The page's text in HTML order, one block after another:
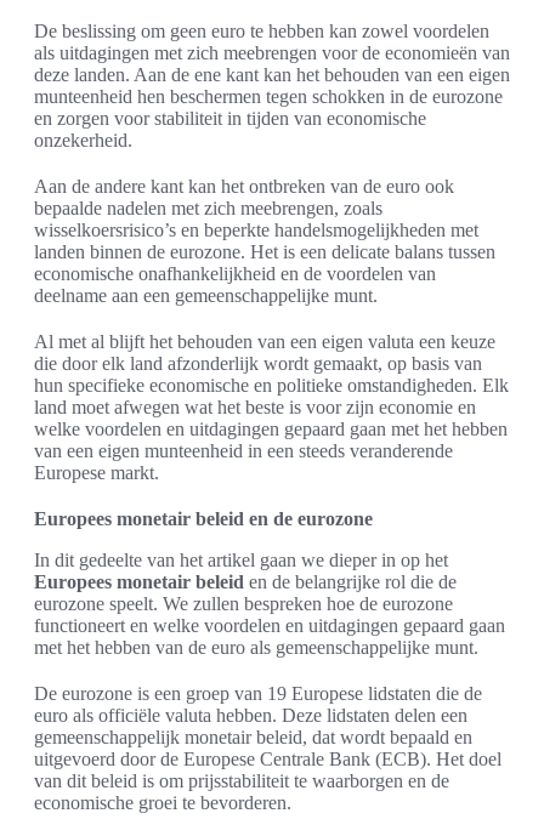
De beslissing om geen euro te hebben kan zowel voordelen
als uitdagingen met zich meebrengen voor de economieën van
deze landen. Aan de ene kant kan het behouden van een eigen
munteenheid hen beschermen tegen schokken in de eurozone
en zorgen voor stabiliteit in tijden van economische
onzekerheid.
Aan de andere kant kan het ontbreken van de euro ook
bepaalde nadelen met zich meebrengen, zoals
wisselkoersrisico’s en beperkte handelsmogelijkheden met
landen binnen de eurozone. Het is een delicate balans tussen
economische onafhankelijkheid en de voordelen van
deelname aan een gemeenschappelijke munt.
Al met al blijft het behouden van een eigen valuta een keuze
die door elk land afzonderlijk wordt gemaakt, op basis van
hun specifieke economische en politieke omstandigheden. Elk
land moet afwegen wat het beste is voor zijn economie en
welke voordelen en uitdagingen gepaard gaan met het hebben
van een eigen munteenheid in een steeds veranderende
Europese markt.
Europees monetair beleid en de eurozone
In dit gedeelte van het artikel gaan we dieper in op het
Europees monetair beleid en de belangrijke rol die de
eurozone speelt. We zullen bespreken hoe de eurozone
functioneert en welke voordelen en uitdagingen gepaard gaan
met het hebben van de euro als gemeenschappelijke munt.
De eurozone is een groep van 19 Europese lidstaten die de
euro als officiële valuta hebben. Deze lidstaten delen een
gemeenschappelijk monetair beleid, dat wordt bepaald en
uitgevoerd door de Europese Centrale Bank (ECB). Het doel
van dit beleid is om prijsstabiliteit te waarborgen en de
economische groei te bevorderen.